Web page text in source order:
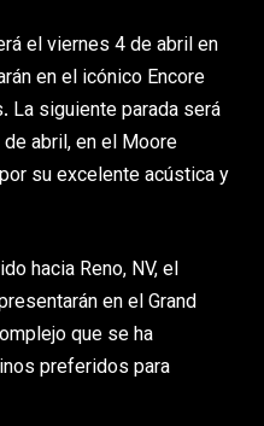
el viernes 4 de abril en
en el icónico Encore
La siguiente parada será
abril, en el Moore
su excelente acústica y
hacia Reno, NV, el
en el Grand
que se ha
preferidos para